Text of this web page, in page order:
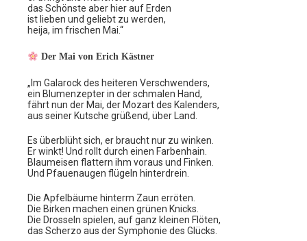
das Schönste aber hier auf Erden
ist lieben und geliebt zu werden,
heija, im frischen Mai.“
Der Mai von Erich Kästner
„Im Galarock des heiteren Verschwenders,
ein Blumenzepter in der schmalen Hand,
fährt nun der Mai, der Mozart des Kalenders,
aus seiner Kutsche grüßend, über Land.
Es überblüht sich, er braucht nur zu winken.
Er winkt! Und rollt durch einen Farbenhain.
Blaumeisen flattern ihm voraus und Finken.
Und Pfauenaugen flügeln hinterdrein.
Die Apfelbäume hinterm Zaun erröten.
Die Birken machen einen grünen Knicks.
Die Drosseln spielen, auf ganz kleinen Flöten,
das Scherzo aus der Symphonie des Glücks.